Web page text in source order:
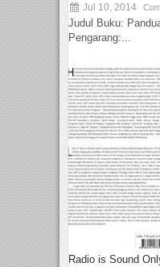
Jul 10, 2014
Judul Buku:
Pengarang:...
Radio is Sound